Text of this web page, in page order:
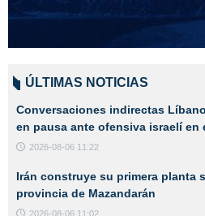
ÚLTIMAS NOTICIAS
Conversaciones indirectas
en pausa ante ofensiva israelí en
2026-08-06 11:22
Irán construye su primera planta
provincia de Mazandarán
2026-08-06 11:02